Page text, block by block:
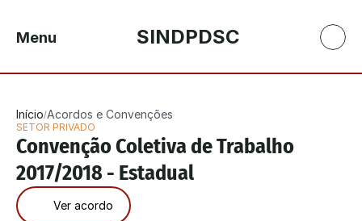
Menu SINDPDSC
Início/Acordos e Convenções
SETOR PRIVADO
Convenção Coletiva de Trabalho
2017/2018 - Estadual
Ver acordo